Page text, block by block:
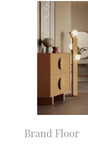
Brand Floor